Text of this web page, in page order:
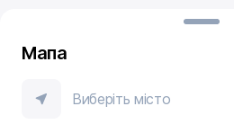
Мапа
Виберіть місто